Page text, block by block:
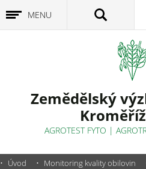
MENU
Zemědělský
AGROTEST FYTO |
Úvod Monitoring kvality obilovin